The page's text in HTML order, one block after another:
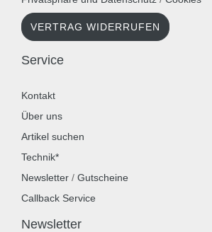
VERTRAG WIDERRUFEN
Service
Kontakt
Über uns
Artikel suchen
Technik*
Newsletter / Gutscheine
Callback Service
Newsletter